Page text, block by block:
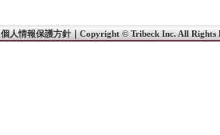
個人情報保護方針｜ Copyright © Tribeck Inc. All Rights